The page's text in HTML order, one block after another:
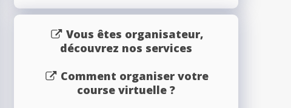
Vous êtes organisateur,
découvrez nos services
Comment organiser votre
course virtuelle ?